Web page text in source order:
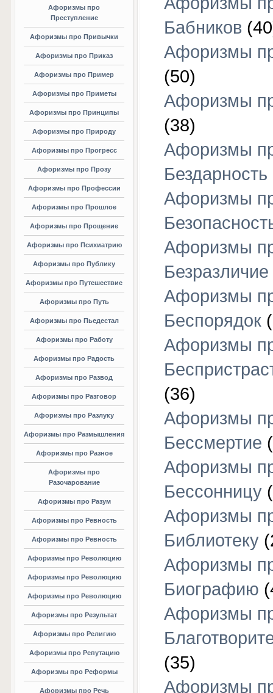
Афоризмы про
Преступление
Афоризмы про Привычки
Афоризмы про Приказ
Афоризмы про Пример
Афоризмы про Приметы
Афоризмы про Принципы
Афоризмы про Природу
Афоризмы про Прогресс
Афоризмы про Прозу
Афоризмы про Профессии
Афоризмы про Прошлое
Афоризмы про Прощение
Афоризмы про Психиатрию
Афоризмы про Публику
Афоризмы про Путешествие
Афоризмы про Путь
Афоризмы про Пьедестал
Афоризмы про Работу
Афоризмы про Радость
Афоризмы про Развод
Афоризмы про Разговор
Афоризмы про Разлуку
Афоризмы про Размышления
Афоризмы про Разное
Афоризмы про
Разочарование
Афоризмы про Разум
Афоризмы про Ревность
Афоризмы про Ревность
Афоризмы про Революцию
Афоризмы про Революцию
Афоризмы про Революцию
Афоризмы про Результат
Афоризмы про Религию
Афоризмы про Репутацию
Афоризмы про Реформы
Афоризмы про Речь
Бабников
Афоризмы
(50)
Афоризмы
(38)
Афоризмы
Бездарность
Афоризмы
Афоризмы
Безразличие
Афоризмы
Беспорядок
Афоризмы
(36)
Афоризмы
Бессмертие
Афоризмы
Бессонницу
Афоризмы
Библиотеку
Афоризмы
Биографию
Афоризмы
(35)
Афоризмы